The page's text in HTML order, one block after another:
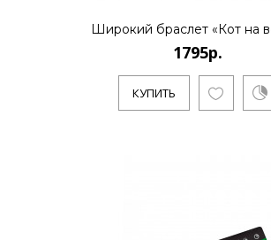
Широкий браслет «Кот на
1795р.
КУПИТЬ